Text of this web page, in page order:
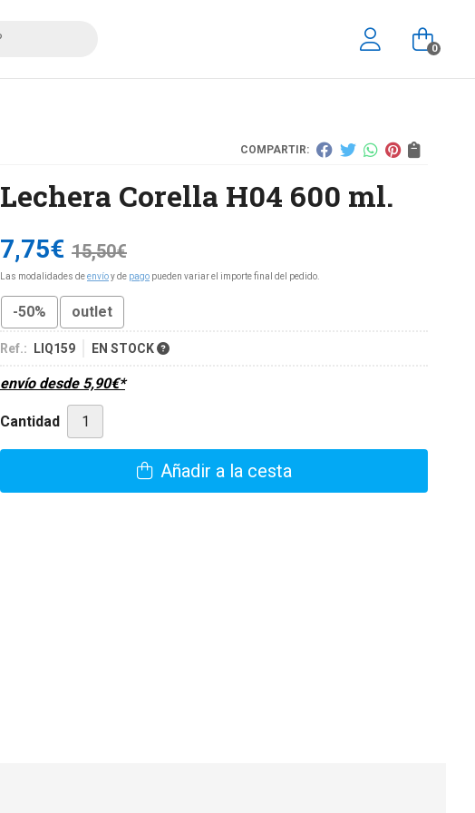
0
COMPARTIR:
Lechera Corella H04 600 ml.
7,75€ 15,50€
Las modalidades deenvíoy de pago pueden variar el importe final del pedido.
-50% outlet
Ref.: LIQ159 EN STOCK
envío desde 5,90€*
Cantidad
Añadir a la cesta